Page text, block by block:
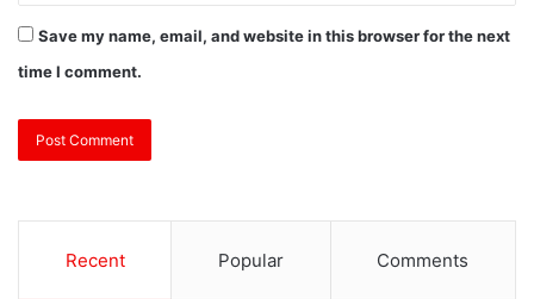
Save my name, email, and website in this browser for the next
time I comment.
Recent Popular Comments